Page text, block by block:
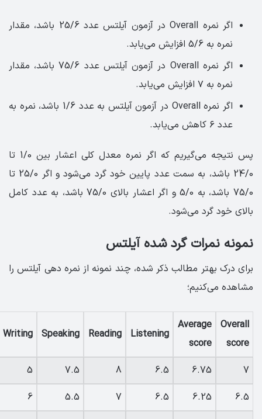
اگر نمره Overall در آزمون آیلتس عدد 25/6 باشد، مقدار
نمره به 5/6 افزایش می‌یابد.
اگر نمره Overall در آزمون آیلتس عدد 75/6 باشد، مقدار
نمره به ۷ افزایش می‌یابد.
اگر نمره Overall در آزمون آیلتس به عدد 1/6 باشد، نمره به
عدد ۶ کاهش می‌یابد.
پس نتیجه می‌گیریم که اگر نمره معدل کلی اعشار بین 1/0 تا
24/0 باشد، به سمت عدد پایین خود گرد می‌شود و اگر 25/0 تا
75/0 باشد، به 5/0 و اگر اعشار بالای 75/0 باشد، به عدد کامل
بالای خود گرد می‌شود.
نمونه نمرات گرد شده آیلتس
برای درک بهتر مطالب ذکر شده، چند نمونه از نمره دهی آیلتس را
مشاهده می‌کنیم؛
Overall
score
Average
score
Listening
Reading
Speaking
Writing
7
6.75
6.5
8
7.5
5
6.5
6.25
6.5
7
5.5
6